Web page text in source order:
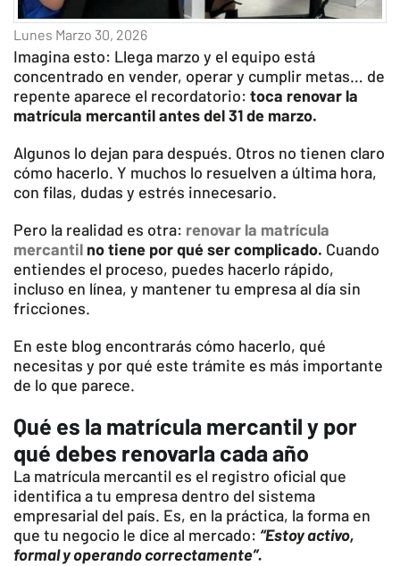
Lunes Marzo 30, 2026
Imagina esto: Llega marzo y el equipo está
concentrado en vender, operar y cumplir metas… de
repente aparece el recordatorio: toca renovar la
matrícula mercantil antes del 31 de marzo.
Algunos lo dejan para después. Otros no tienen claro
cómo hacerlo. Y muchos lo resuelven a última hora,
con filas, dudas y estrés innecesario.
Pero la realidad es otra: renovar la matrícula
mercantil no tiene por qué ser complicado. Cuando
entiendes el proceso, puedes hacerlo rápido,
incluso en línea, y mantener tu empresa al día sin
fricciones.
En este blog encontrarás cómo hacerlo, qué
necesitas y por qué este trámite es más importante
de lo que parece.
Qué es la matrícula mercantil y por
qué debes renovarla cada año
La matrícula mercantil es el registro oficial que
identifica a tu empresa dentro del sistema
empresarial del país. Es, en la práctica, la forma en
que tu negocio le dice al mercado: “Estoy activo,
formal y operando correctamente”.